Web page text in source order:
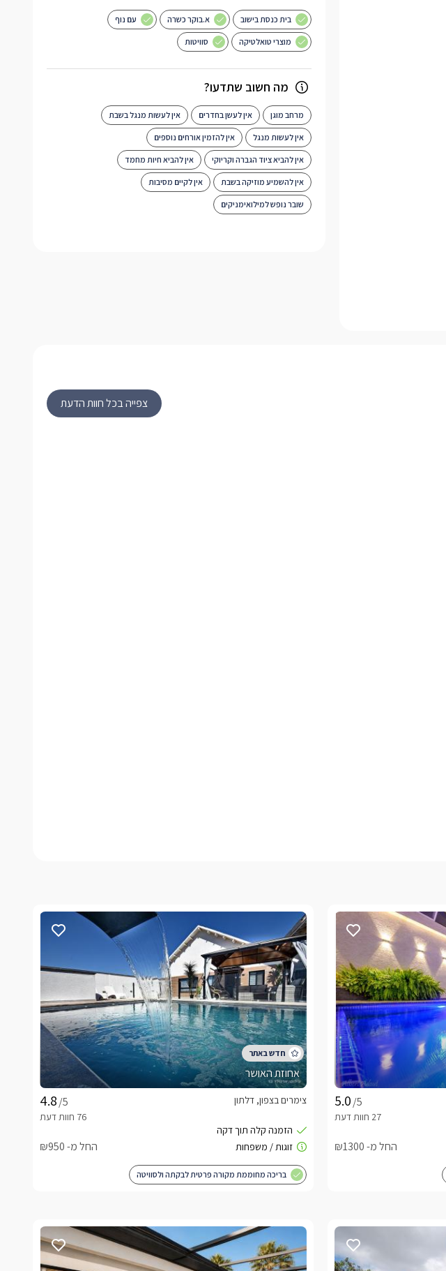
בית כנסת בישוב א.בוקר כשרה עם נוף
מוצרי טואלטיקה סוויטות
מה חשוב שתדעו?
מרחב מוגן אין לעשן בחדרים אין לעשות מנגל בשבת
אין לעשות מנגל אין להזמין אורחים נוספים
אין להביא ציוד הגברה וקריוקי אין להביא חיות מחמד
אין להשמיע מוזיקה בשבת אין לקיים מסיבות
שובר נופש למילואימניקים
צפייה בכל חוות הדעת
/5
החל מ- ₪1300
אחוזת האושר
/5
צימרים בצפון, דלתון
החל מ- ₪950
בריכה מחוממת מקורה פרטית לבקתה ולסוויטה